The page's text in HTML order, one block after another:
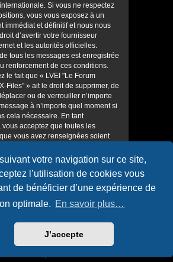
votre navigation sur ce site,
l’utilisation de cookies vous
de bénéficier d’une expérience de
optimale. En savoir plus…
J’accepte
Si vous ne respectez
vous vous exposez à un
immédiat et définitif et nous nous
d’avertir votre fournisseur
et les autorités officielles.
de tous les messages est enregistrée
renforcement de ces conditions.
le fait que « LVEI "Le Forum
Files" » ait le droit de supprimer, de
ou de verrouiller n’importe
à n’importe quel moment si
cela nécessaire. En tant
vous acceptez que toutes les
vous avez renseignées soient
ne seront pas diffusées à une
votre consentement, ni « LVEI "Le
sur X-Files" », ni phpBB, ne
tenus comme responsables en cas
vos données.
Accueil du forum